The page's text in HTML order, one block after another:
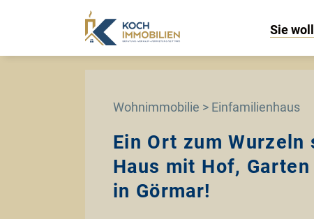
Sie
Wohnimmobilie > Einfamilienhaus
Ein Ort zum Wurzeln
Haus mit Hof, Garten
in Görmar!